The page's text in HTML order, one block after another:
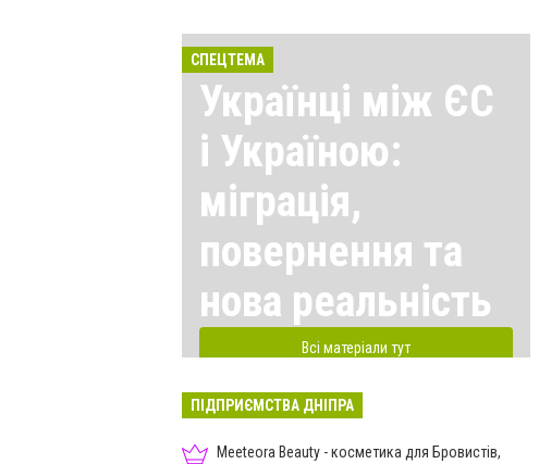
СПЕЦТЕМА
Українці між ЄС
і Україною:
міграція,
повернення та
нова реальність
Всі матеріали тут
ПІДПРИЄМСТВА ДНІПРА
Meeteora Beauty - косметика для Бровистів,